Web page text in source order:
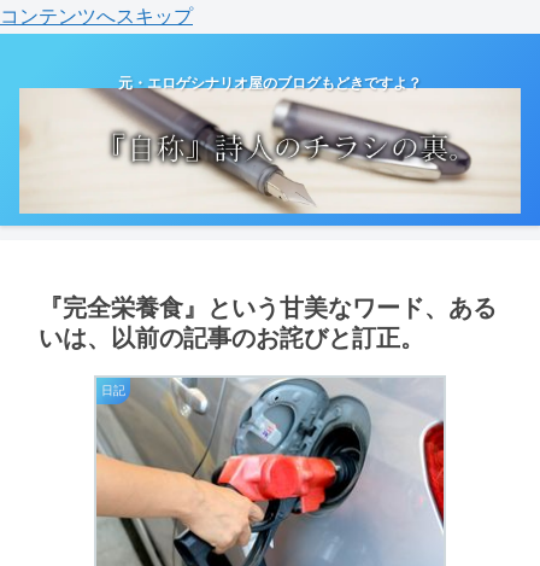
コンテンツへスキップ
元・エロゲシナリオ屋のブログもどきですよ？
『完全栄養食』という甘美なワード、ある
いは、以前の記事のお詫びと訂正。
日記